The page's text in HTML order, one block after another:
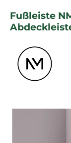
Fußleiste